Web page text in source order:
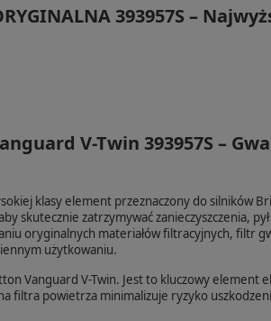
393957S –
V-Twin 393957S –
klasy element przeznaczony do silników
skutecznie zatrzymywać zanieczyszczenia,
oryginalnych materiałów filtracyjnych, filtr
użytkowaniu.
Vanguard V-Twin. Jest to kluczowy element
filtra powietrza minimalizuje ryzyko